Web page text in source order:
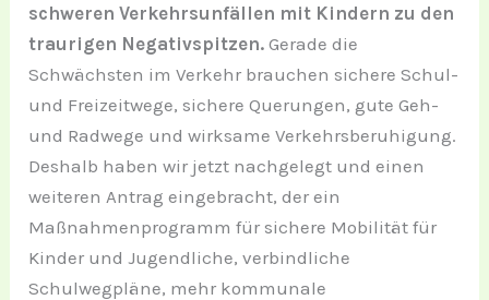
schweren Verkehrsunfällen mit Kindern zu den
traurigen Negativspitzen. Gerade die
Schwächsten im Verkehr brauchen sichere Schul-
und Freizeitwege, sichere Querungen, gute Geh-
und Radwege und wirksame Verkehrsberuhigung.
Deshalb haben wir jetzt nachgelegt und einen
weiteren Antrag eingebracht, der ein
Maßnahmenprogramm für sichere Mobilität für
Kinder und Jugendliche, verbindliche
Schulwegpläne, mehr kommunale